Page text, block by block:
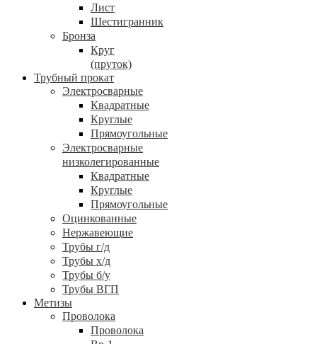
Лист
Шестигранник
Бронза
Круг
(пруток)
Трубный прокат
Электросварные
Квадратные
Круглые
Прямоугольные
Электросварные
низколегированные
Квадратные
Круглые
Прямоугольные
Оцинкованные
Нержавеющие
Трубы г/д
Трубы х/д
Трубы б/у
Трубы ВГП
Метизы
Проволока
Проволока